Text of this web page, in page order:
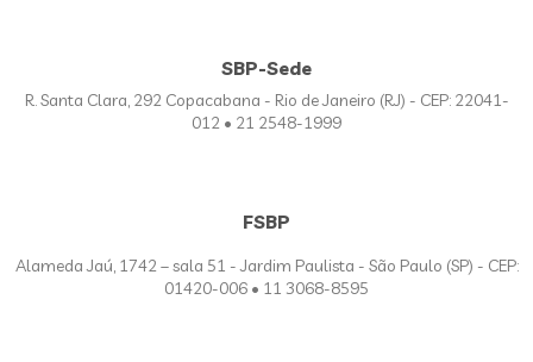
SBP-Sede
R. Santa Clara, 292 Copacabana - Rio de Janeiro (RJ) - CEP: 22041-
012 • 21 2548-1999
FSBP
Alameda Jaú, 1742 – sala 51 - Jardim Paulista - São Paulo (SP) - CEP:
01420-006 • 11 3068-8595